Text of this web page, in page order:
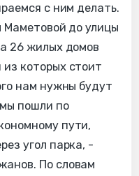
с ним делать.
Маметовой до улицы
26 жилых домов
которых стоит
нам нужны будут
пошли по
пути,
угол парка, -
По словам